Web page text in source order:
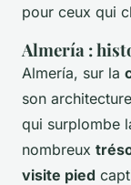
pour ceux qui
Almería :
Almería, sur la
son
qui surplombe
nombreux
visite pied